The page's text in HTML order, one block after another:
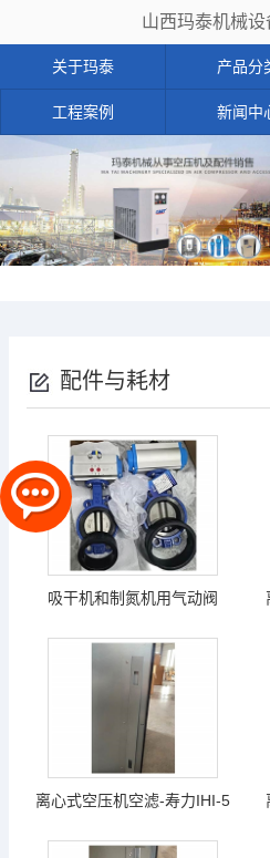
山西玛泰机械设
关于玛泰 产品分
工程案例 新闻中
配件与耗材
吸干机和制氮机用气动阀
离心式空压机空滤-寿力IHI-5